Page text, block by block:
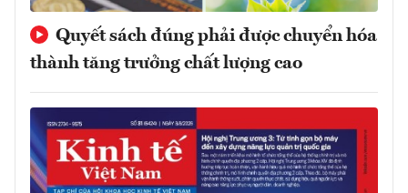
Quyết sách đúng phải được chuyển hóa
thành tăng trưởng chất lượng cao